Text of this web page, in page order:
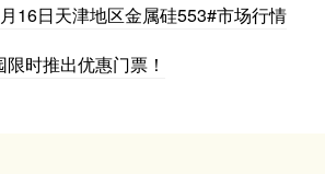
16日天津地区金属硅553#市场行情
时推出优惠门票！